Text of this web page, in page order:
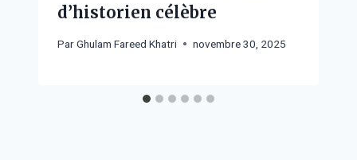
d’historien célèbre
ParGhulam Fareed Khatri novembre 30, 2025